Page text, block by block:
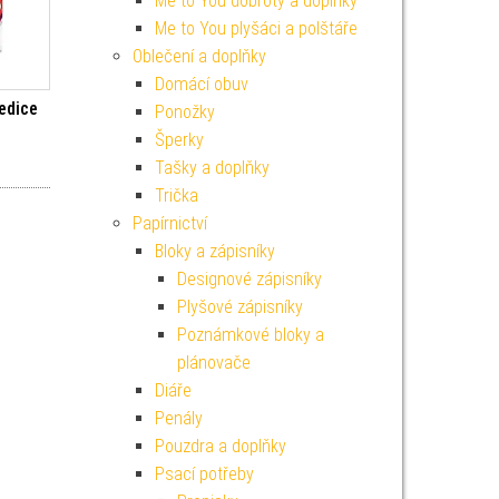
cena byla: 449 Kč.
Aktuální cena je: 404 Kč.
Me to You plyšáci a polštáře
Oblečení a doplňky
Domácí obuv
Ponožky
Šperky
Tašky a doplňky
Trička
Papírnictví
Bloky a zápisníky
Designové zápisníky
Plyšové zápisníky
Poznámkové bloky a
plánovače
Diáře
Penály
Pouzdra a doplňky
Psací potřeby